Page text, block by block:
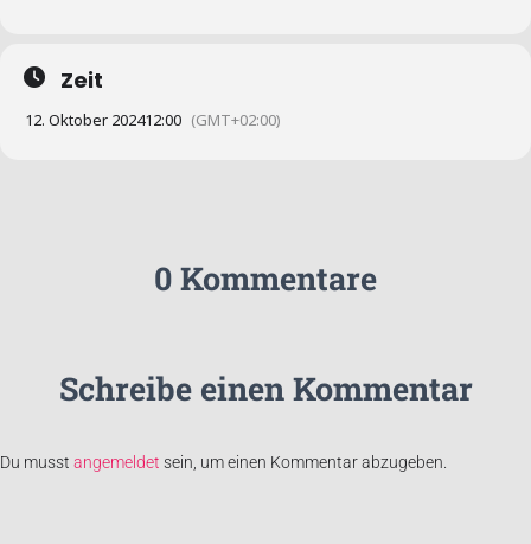
Zeit
12. Oktober 202412:00 (GMT+02:00)
0 Kommentare
Schreibe einen Kommentar
Du musst angemeldet sein, um einen Kommentar abzugeben.